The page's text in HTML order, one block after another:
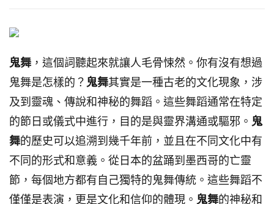
鬼舞 ，這個詞聽起來就讓人毛骨悚然。你有沒有想過
鬼舞是怎樣的？ 鬼舞其實是一種古老的文化現象，涉
及到靈魂、傳說和神秘的舞蹈。這些舞蹈通常在特定
的節日或儀式中進行，目的是與靈界溝通或驅邪。 鬼
舞的歷史可以追溯到幾千年前，並且在不同文化中有
不同的形式和意義。從日本的盆踊到墨西哥的亡靈
節，每個地方都有自己獨特的鬼舞傳統。這些舞蹈不
僅僅是表演，更是文化和信仰的體現。 鬼舞的神秘和